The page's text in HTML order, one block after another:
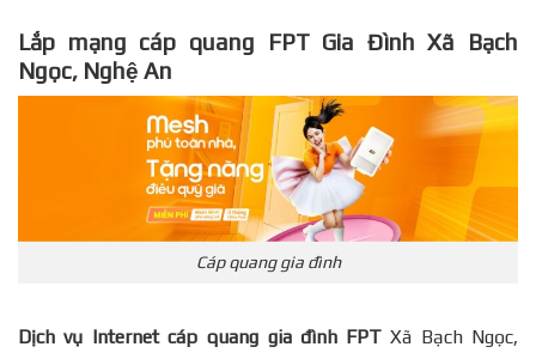
Lắp mạng cáp quang FPT Gia Đình Xã Bạch
Ngọc, Nghệ An
Cáp quang gia đình
Dịch vụ Internet cáp quang gia đình FPT Xã Bạch Ngọc,